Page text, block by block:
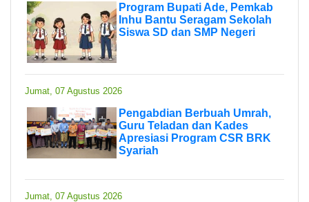
Program Bupati Ade, Pemkab
Inhu Bantu Seragam Sekolah
Siswa SD dan SMP Negeri
Jumat, 07 Agustus 2026
Pengabdian Berbuah Umrah,
Guru Teladan dan Kades
Apresiasi Program CSR BRK
Syariah
Jumat, 07 Agustus 2026